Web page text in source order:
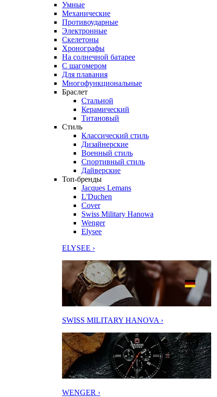
Умные
Механические
Противоударные
Электронные
Скелетоны
Хронографы
На солнечной батарее
С шагомером
Для плавания
Многофункциональные
Браслет
Стальной
Керамический
Титановый
Стиль
Классический стиль
Дизайнерские
Военный стиль
Спортивный стиль
Дайверские
Топ-бренды
Jacques Lemans
L'Duchen
Cover
Swiss Military Hanowa
Wenger
Elysee
ELYSEE ›
SWISS MILITARY HANOVA ›
WENGER ›